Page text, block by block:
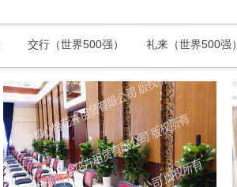
交行（世界500强） 礼来（世界500强）